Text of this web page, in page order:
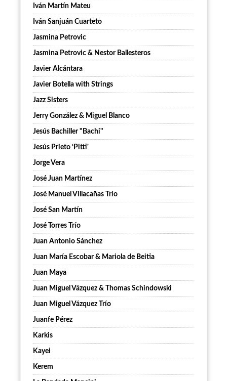
Iván Martín Mateu
Iván Sanjuán Cuarteto
Jasmina Petrovic
Jasmina Petrovic & Nestor Ballesteros
Javier Alcántara
Javier Botella with Strings
Jazz Sisters
Jerry González & Miguel Blanco
Jesús Bachiller "Bachi"
Jesús Prieto ‘Pitti'
Jorge Vera
José Juan Martínez
José Manuel Villacañas Trío
José San Martín
José Torres Trío
Juan Antonio Sánchez
Juan María Escobar & Mariola de Beitia
Juan Maya
Juan Miguel Vázquez & Thomas Schindowski
Juan Miguel Vázquez Trío
Juanfe Pérez
Karkis
Kayei
Kerem